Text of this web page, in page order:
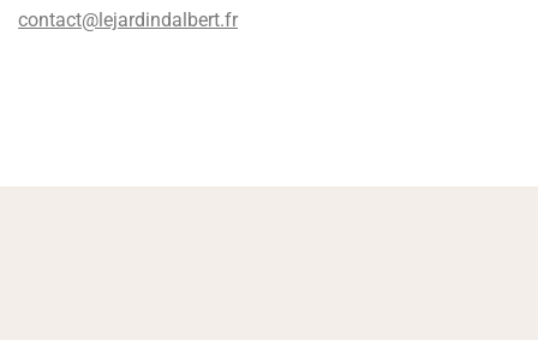
contact@lejardindalbert.fr